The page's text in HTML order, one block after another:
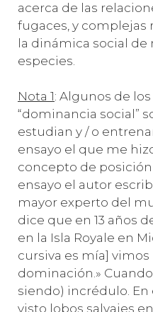
acerca de las
fugaces, y complejas
la dinámica social
especies.
Nota 1: Algunos de
“dominancia social”
estudian y / o
ensayo el que me
concepto de
ensayo el autor
mayor experto del
dice que en 13 años
en la Isla Royale en
cursiva es mía]
dominación.»
siendo) incrédulo.
visto lobos salvajes